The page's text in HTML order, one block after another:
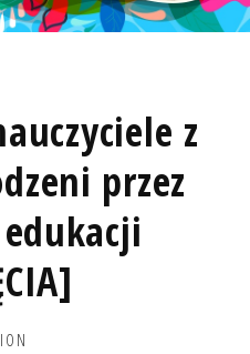
z
przez